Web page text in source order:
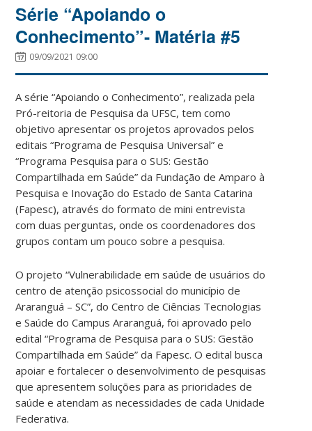
Série “Apoiando o
Conhecimento”- Matéria #5
09/09/2021 09:00
A série “Apoiando o Conhecimento”, realizada pela
Pró-reitoria de Pesquisa da UFSC, tem como
objetivo apresentar os projetos aprovados pelos
editais “Programa de Pesquisa Universal” e
“Programa Pesquisa para o SUS: Gestão
Compartilhada em Saúde” da Fundação de Amparo à
Pesquisa e Inovação do Estado de Santa Catarina
(Fapesc), através do formato de mini entrevista
com duas perguntas, onde os coordenadores dos
grupos contam um pouco sobre a pesquisa.
O projeto “Vulnerabilidade em saúde de usuários do
centro de atenção psicossocial do município de
Araranguá – SC”,do Centro de Ciências Tecnologias
e Saúde do Campus Araranguá, foi aprovado pelo
edital “Programa de Pesquisa para o SUS: Gestão
Compartilhada em Saúde” da Fapesc. O edital busca
apoiar e fortalecer o desenvolvimento de pesquisas
que apresentem soluções para as prioridades de
saúde e atendam as necessidades de cada Unidade
Federativa.